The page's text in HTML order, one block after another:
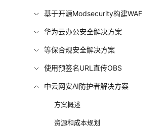
基于开源Modsecurity构建WAF
华为云办公安全解决方案
等保合规安全解决方案
使用预签名URL直传OBS
中云网安AI防护者解决方案
方案概述
资源和成本规划